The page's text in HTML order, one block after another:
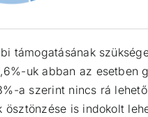
támogatásának
uk abban az esetben
a szerint nincs rá
is indokolt